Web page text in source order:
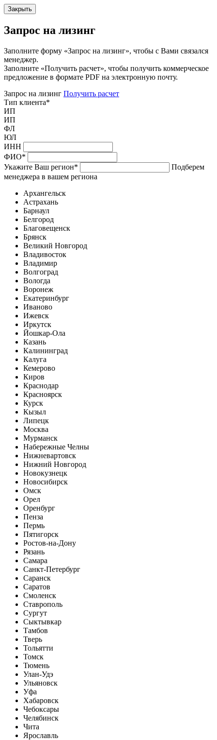
Закрыть
Запрос на лизинг
Заполните форму «Запрос на лизинг», чтобы с Вами связался
менеджер.
Заполните «Получить расчет», чтобы получить коммерческое
предложение в формате PDF на электронную почту.
Запрос на лизинг Получить расчет
Тип клиента*
ИП
ИП
ФЛ
ЮЛ
ИНН
ФИО*
Укажите Ваш регион*
Подберем
менеджера в вашем региона
Архангельск
Астрахань
Барнаул
Белгород
Благовещенск
Брянск
Великий Новгород
Владивосток
Владимир
Волгоград
Вологда
Воронеж
Екатеринбург
Иваново
Ижевск
Иркутск
Йошкар-Ола
Казань
Калининград
Калуга
Кемерово
Киров
Краснодар
Красноярск
Курск
Кызыл
Липецк
Москва
Мурманск
Набережные Челны
Нижневартовск
Нижний Новгород
Новокузнецк
Новосибирск
Омск
Орел
Оренбург
Пенза
Пермь
Пятигорск
Ростов-на-Дону
Рязань
Самара
Санкт-Петербург
Саранск
Саратов
Смоленск
Ставрополь
Сургут
Сыктывкар
Тамбов
Тверь
Тольятти
Томск
Тюмень
Улан-Удэ
Ульяновск
Уфа
Хабаровск
Чебоксары
Челябинск
Чита
Ярославль